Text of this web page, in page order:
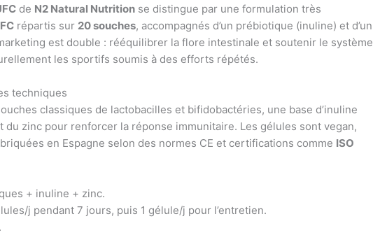
de N2 Natural Nutrition se distingue par une formulation très
répartis sur 20 souches, accompagnés d’un prébiotique (inuline) et d’un
est double : rééquilibrer la flore intestinale et soutenir le système
les sportifs soumis à des efforts répétés.
techniques
classiques de lactobacilles et bifidobactéries, une base d’inuline
du zinc pour renforcer la réponse immunitaire. Les gélules sont vegan,
en Espagne selon des normes CE et certifications comme ISO
+ inuline + zinc.
j pendant 7 jours, puis 1 gélule/j pour l’entretien.